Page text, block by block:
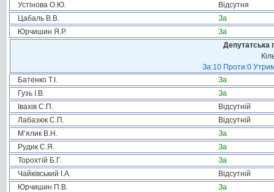
Устінова О.Ю.
Відсутня
Цабаль В.В.
За
Юрчишин Я.Р.
За
Депутатська
За:10 Проти:0
Батенко Т.І.
За
Гузь І.В.
За
Івахів С.П.
Відсутній
Лабазюк С.П.
Відсутній
М’ялик В.Н.
За
Рудик С.Я.
За
Торохтій Б.Г.
За
Чайківський І.А.
Відсутній
Юрчишин П.В.
За